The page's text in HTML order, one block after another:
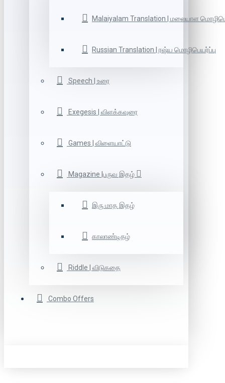
Malaiyalam Translation | மலையாள
Russian Translation | ரஷ்ய மொழிபெயர்ப்பு
Speech | உரை
Exegesis | விளக்கவுரை
Games | விளையாட்டு
Magazine |பருவ இதழ்
இரு மாத இதழ்
காலாண்டிதழ்
Riddle | விடுகதை
Combo Offers